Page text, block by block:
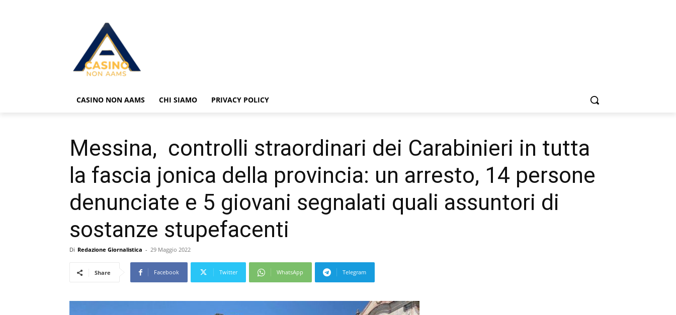
CASINO NON AAMS CHI SIAMO PRIVACY POLICY
Messina, controlli straordinari dei Carabinieri in tutta
la fascia jonica della provincia: un arresto, 14 persone
denunciate e 5 giovani segnalati quali assuntori di
sostanze stupefacenti
Di Redazione Giornalistica - 29 Maggio 2022
Share Facebook Twitter WhatsApp Telegram